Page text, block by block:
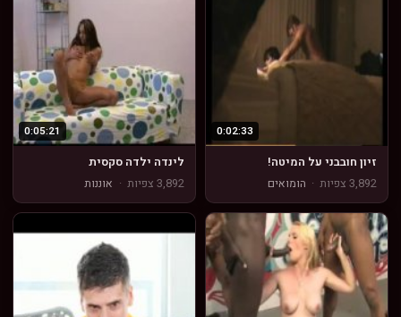
0:02:33
זיון חובבני על המיטה!
3,892 צפיות
· הומואים
0:05:21
לינדה ילדה סקסית
3,892 צפיות
· אוננות